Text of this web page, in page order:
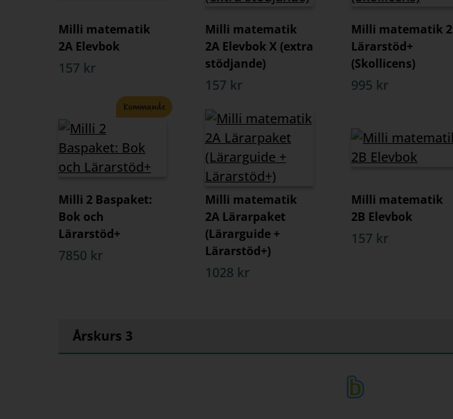
Milli matematik
2A Elevbok
157 kr
Milli matematik
2A Elevbok X (extra
stödjande)
157 kr
Milli matematik 2
Lärarstöd+
(Skollicens)
995 kr
Kommande
Milli 2 Baspaket:
Bok och
Lärarstöd+
7850 kr
Milli matematik
2A Lärarpaket
(Lärarguide +
Lärarstöd+)
1028 kr
Milli matematik
2B Elevbok
157 kr
Årskurs 3